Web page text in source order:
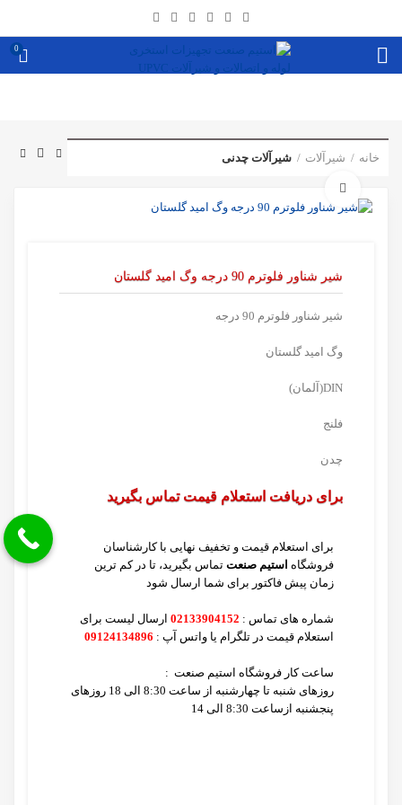
0
خانه شیرآلات شیرآلات چدنی
شیر شناور فلوترم 90 درجه وگ امید گلستان
شیر شناور فلوترم 90 درجه
وگ امید گلستان
DIN(آلمان)
فلنج
چدن
برای دریافت استعلام قیمت تماس بگیرید
برای استعلام قیمت و تخفیف نهایی با کارشناسان
فروشگاه استیم صنعت تماس بگیرید، تا در کم ترین
زمان پیش فاکتور برای شما ارسال شود
شماره های تماس : 02133904152 ارسال لیست برای
استعلام قیمت در تلگرام یا واتس آپ : 09124134896
ساعت کار فروشگاه استیم صنعت :
روزهای شنبه تا چهارشنبه از ساعت 8:30 الی 18 روزهای
پنجشنبه ازساعت 8:30 الی 14